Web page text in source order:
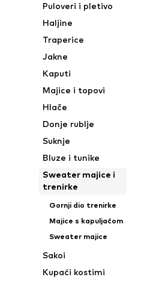
Puloveri i pletivo
Haljine
Traperice
Jakne
Kaputi
Majice i topovi
Hlače
Donje rublje
Suknje
Bluze i tunike
Sweater majice i
trenirke
Gornji dio trenirke
Majice s kapuljačom
Sweater majice
Sakoi
Kupaći kostimi